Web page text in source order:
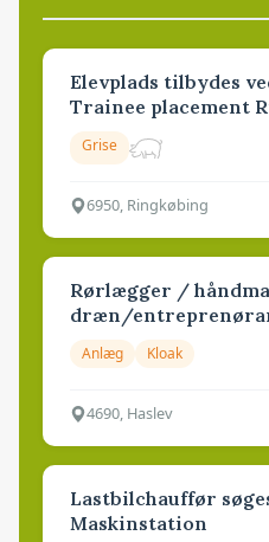
Elevplads tilbydes
Trainee placement
Grise
6950, Ringkøbing
Rørlægger /
dræn/
Anlæg Kloak
4690, Haslev
Lastbilchauffør
Maskinstation